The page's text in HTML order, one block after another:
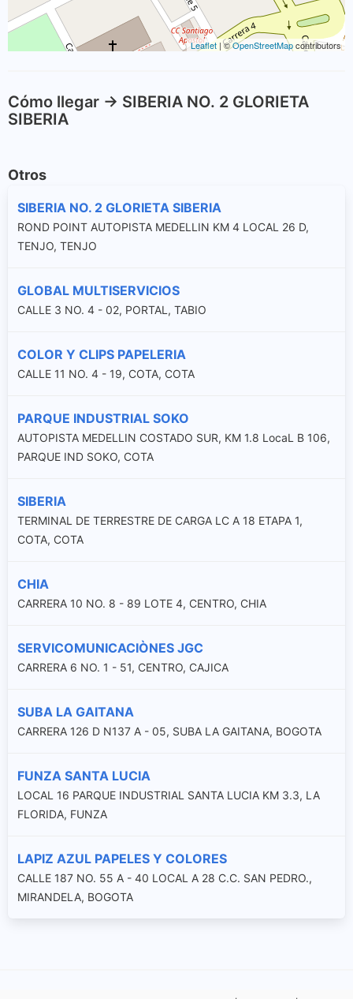
Leaflet | ©OpenStreetMapcontributors
Cómo llegar -> SIBERIA NO. 2 GLORIETA
SIBERIA
Otros
SIBERIA NO. 2 GLORIETA SIBERIA
ROND POINT AUTOPISTA MEDELLIN KM 4 LOCAL 26 D,
TENJO, TENJO
GLOBAL MULTISERVICIOS
CALLE 3 NO. 4 - 02, PORTAL, TABIO
COLOR Y CLIPS PAPELERIA
CALLE 11 NO. 4 - 19, COTA, COTA
PARQUE INDUSTRIAL SOKO
AUTOPISTA MEDELLIN COSTADO SUR, KM 1.8 LocaL B 106,
PARQUE IND SOKO, COTA
SIBERIA
TERMINAL DE TERRESTRE DE CARGA LC A 18 ETAPA 1,
COTA, COTA
CHIA
CARRERA 10 NO. 8 - 89 LOTE 4, CENTRO, CHIA
SERVICOMUNICACIÒNES JGC
CARRERA 6 NO. 1 - 51, CENTRO, CAJICA
SUBA LA GAITANA
CARRERA 126 D N137 A - 05, SUBA LA GAITANA, BOGOTA
FUNZA SANTA LUCIA
LOCAL 16 PARQUE INDUSTRIAL SANTA LUCIA KM 3.3, LA
FLORIDA, FUNZA
LAPIZ AZUL PAPELES Y COLORES
CALLE 187 NO. 55 A - 40 LOCAL A 28 C.C. SAN PEDRO.,
MIRANDELA, BOGOTA